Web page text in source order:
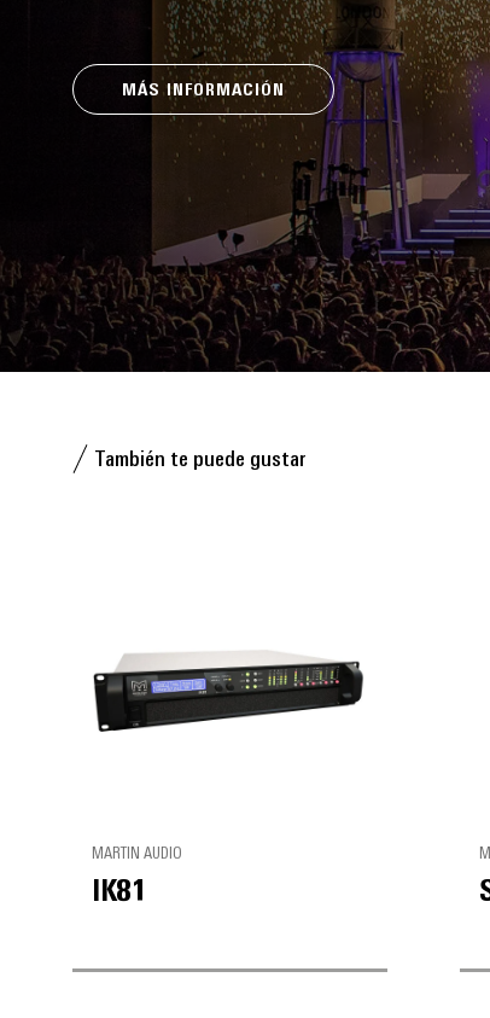
MÁS INFORMACIÓN
También te puede gustar
MARTIN AUDIO
IK81